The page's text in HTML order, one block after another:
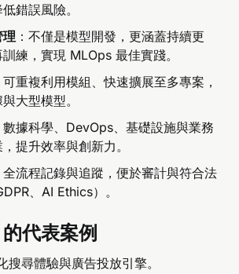
錯誤風險。
：不僅是模型開發，更涵蓋持續更
練，實現 MLOps 最佳實踐。
可重複利用模組、快速擴展至多專案，
大型模型。
數據科學、DevOps、基礎設施與業務
提升效率與創新力。
全流程記錄與追蹤，便於審計與符合法
、AI Ethics）。
代表案例
搜尋體驗與廣告投放引擎。